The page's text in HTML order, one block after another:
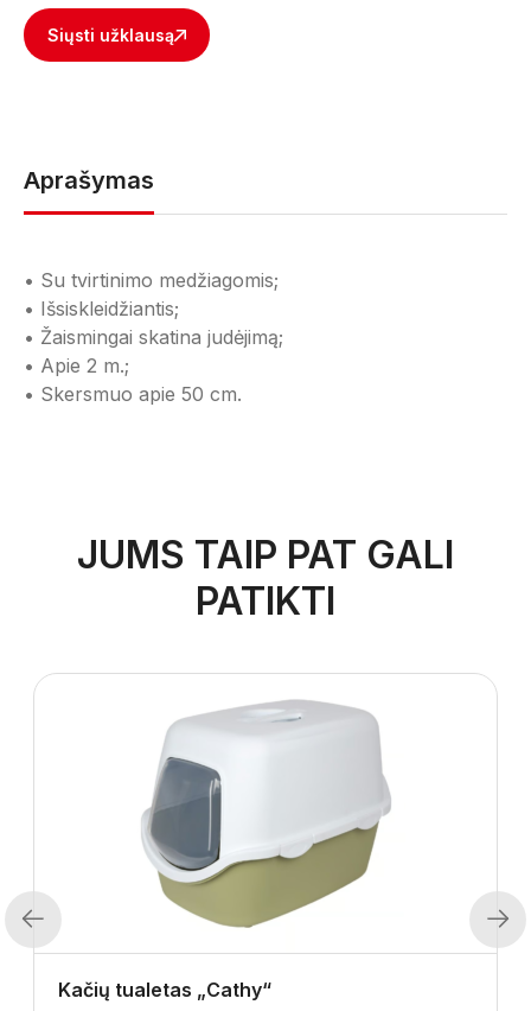
Siųsti užklausą
Aprašymas
• Su tvirtinimo medžiagomis;
• Išsiskleidžiantis;
• Žaismingai skatina judėjimą;
• Apie 2 m.;
• Skersmuo apie 50 cm.
JUMS TAIP PAT GALI
PATIKTI
Previous
Kačių tualetas „Cathy“
Next